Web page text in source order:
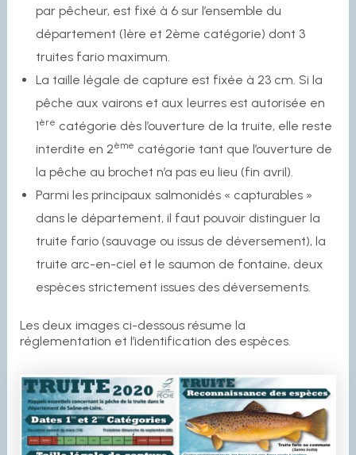
par pêcheur, est fixé à 6 sur l’ensemble du
département (1ère et 2ème catégorie) dont 3
truites fario maximum.
La taille légale de capture est fixée à 23 cm. Si la
pêche aux vairons et aux leurres est autorisée en
1ère catégorie dès l’ouverture de la truite, elle reste
interdite en 2ème catégorie tant que l’ouverture de
la pêche au brochet n’a pas eu lieu (fin avril).
Parmi les principaux salmonidés « capturables »
dans le département, il faut pouvoir distinguer la
truite fario (sauvage ou issus de déversement), la
truite arc-en-ciel et le saumon de fontaine, deux
espèces strictement issues des déversements.
Les deux images ci-dessous résume la
réglementation et l’identification des espèces.